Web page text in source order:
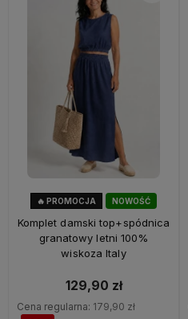
NOWOŚĆ
🔥 PROMOCJA
Komplet damski top+spódnica
granatowy letni 100%
wiskoza Italy
129,90 zł
Cena regularna: 179,90 zł